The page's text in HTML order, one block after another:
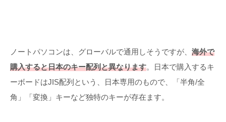
ノートパソコンは、グローバルで通用しそうですが、 海外で
購入すると日本のキー配列と異なります。日本で購入するキ
ーボードはJIS配列という、日本専用のもので、「半角/全
角」「変換」キーなど独特のキーが存在ます。